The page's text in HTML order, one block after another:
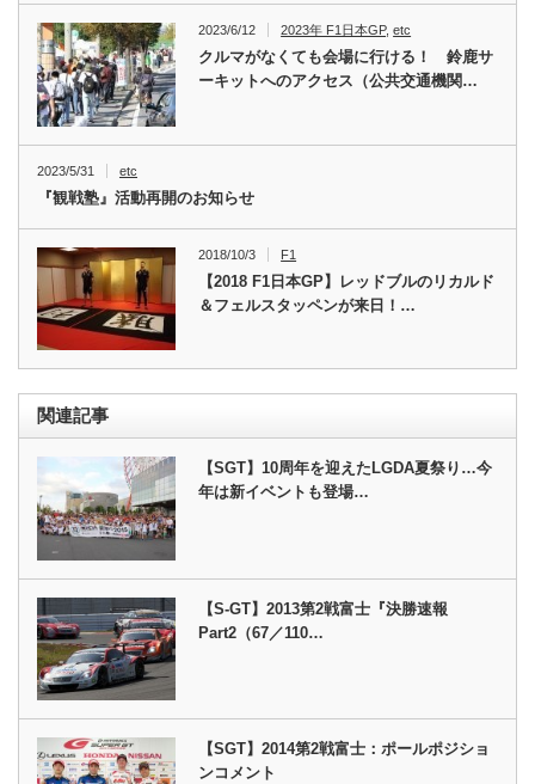
2023/6/12 2023年 F1日本GP,etc
クルマがなくても会場に行ける！ 鈴鹿サ
ーキットへのアクセス（公共交通機関…
2023/5/31 etc
『観戦塾』活動再開のお知らせ
2018/10/3 F1
【2018 F1日本GP】レッドブルのリカルド
＆フェルスタッペンが来日！…
関連記事
【SGT】10周年を迎えたLGDA夏祭り…今
年は新イベントも登場…
【S-GT】2013第2戦富士『決勝速報
Part2（67／110…
【SGT】2014第2戦富士：ポールポジショ
ンコメント